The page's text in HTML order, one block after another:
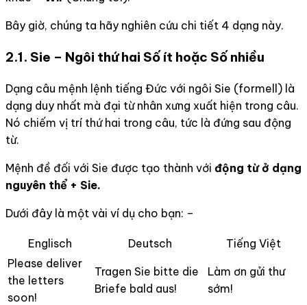
Bây giờ, chúng ta hãy nghiên cứu chi tiết 4 dạng này.
2.1. Sie – Ngôi thứ hai Số ít hoặc Số nhiều
Dạng câu mệnh lệnh tiếng Đức với ngôi Sie (formell) là
dạng duy nhất mà đại từ nhân xưng xuất hiện trong câu.
Nó chiếm vị trí thứ hai trong câu, tức là đứng sau động
từ.
Mệnh đề đối với Sie được tạo thành với động từ ở dạng
nguyên thể + Sie.
Dưới đây là một vài ví dụ cho bạn: –
Englisch Deutsch
Tiếng Việt
Please deliver
the letters
soon!
Tragen Sie bitte die
Briefe bald aus!
Làm ơn gửi thư
sớm!